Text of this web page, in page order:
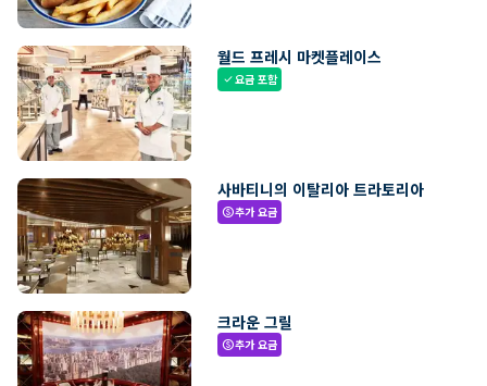
월드 프레시 마켓플레이스
check요금 포함
사바티니의 이탈리아 트라토리아
paid추가 요금
크라운 그릴
paid추가 요금